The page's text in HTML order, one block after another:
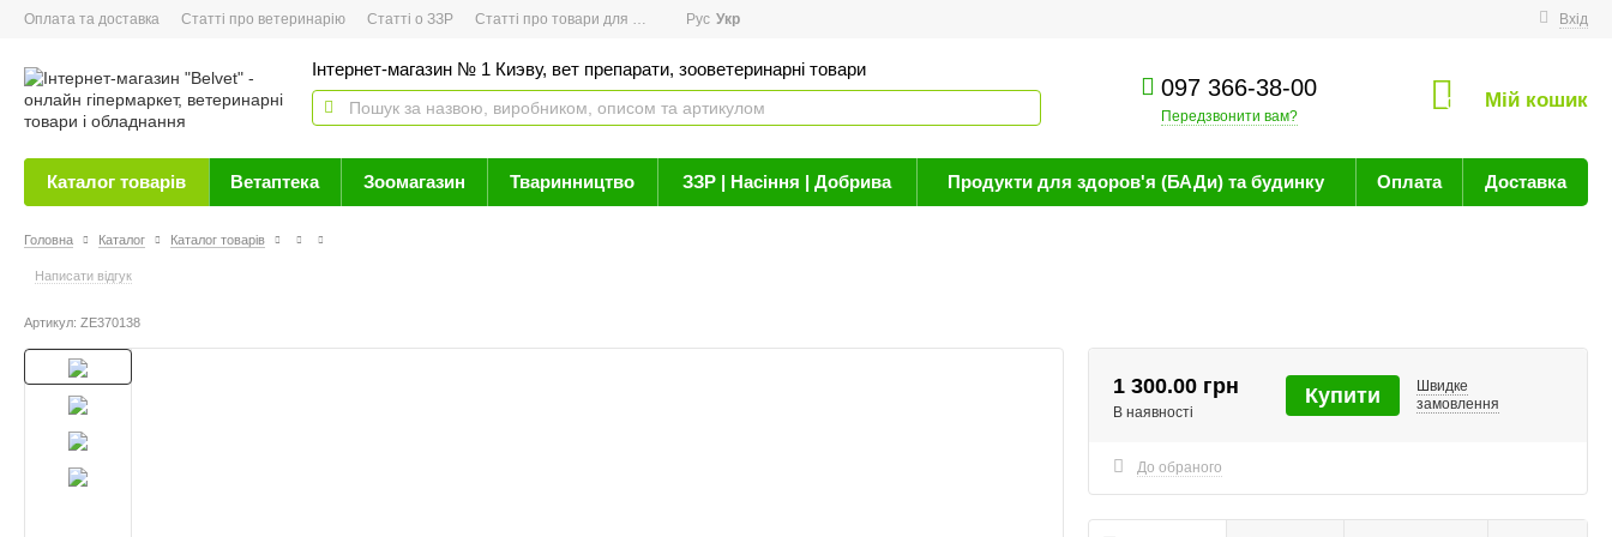
Оплата та доставка Статті про ветеринарію Статті о ЗЗР Статті про товари для здоров'я Новини Вхід
Рус Укр
Інтернет-магазин № 1 Киэву, вет препарати, зооветеринарні товари
097 366-38-00
Передзвонити вам?
0 Мій кошик
Каталог товарів Ветаптека Зоомагазин Тваринництво ЗЗР | Насіння | Добрива Продукти для здоров'я (БАДи) та будинку Оплата Доставка
Головна Каталог Каталог товарів
Написати відгук
Артикул: ZE370138
1 300.00 грн
В наявності
Купити
Швидке
замовлення
До обраного